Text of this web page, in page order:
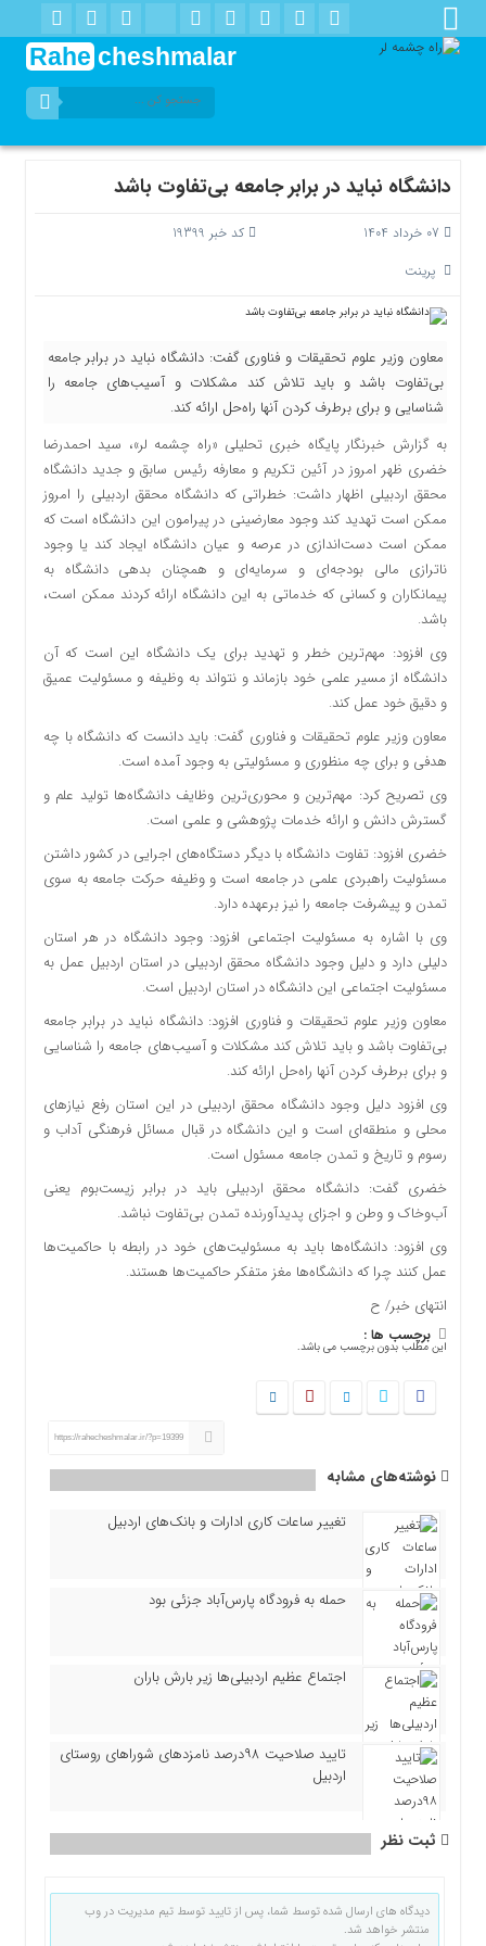
Rahe cheshmalar
دانشگاه نباید در برابر جامعه بی‌تفاوت باشد
کد خبر 19399
پرینت
معاون وزیر علوم تحقیقات و فناوری گفت: دانشگاه نباید در برابر جامعه
بی‌تفاوت باشد و باید تلاش کند مشکلات و آسیب‌های جامعه را
شناسایی و برای برطرف کردن آنها راه‌حل ارائه کند.
به گزارش خبرنگار پایگاه خبری تحلیلی «راه چشمه لر»، سید احمدرضا
خضری ظهر امروز در آئین تکریم و معارفه رئیس سابق و جدید دانشگاه
محقق اردبیلی اظهار داشت: خطراتی که دانشگاه محقق اردبیلی را امروز
ممکن است تهدید کند وجود معارضینی در پیرامون این دانشگاه است که
ممکن است دست‌اندازی در عرصه و عیان دانشگاه ایجاد کند یا وجود
ناترازی مالی بودجه‌ای و سرمایه‌ای و همچنان بدهی دانشگاه به
پیمانکاران و کسانی که خدماتی به این دانشگاه ارائه کردند ممکن است،
باشد.
وی افزود: مهم‌ترین خطر و تهدید برای یک دانشگاه این است که آن
دانشگاه از مسیر علمی خود بازماند و نتواند به وظیفه و مسئولیت عمیق
و دقیق خود عمل کند.
معاون وزیر علوم تحقیقات و فناوری گفت: باید دانست که دانشگاه با چه
هدفی و برای چه منظوری و مسئولیتی به وجود آمده است.
وی تصریح کرد: مهم‌ترین و محوری‌ترین وظایف دانشگاه‌ها تولید علم و
گسترش دانش و ارائه خدمات پژوهشی و علمی است.
خضری افزود: تفاوت دانشگاه با دیگر دستگاه‌های اجرایی در کشور داشتن
مسئولیت راهبردی علمی در جامعه است و وظیفه حرکت جامعه به سوی
تمدن و پیشرفت جامعه را نیز برعهده دارد.
وی با اشاره به مسئولیت اجتماعی افزود: وجود دانشگاه در هر استان
دلیلی دارد و دلیل وجود دانشگاه محقق اردبیلی در استان اردبیل عمل به
مسئولیت اجتماعی این دانشگاه در استان اردبیل است.
معاون وزیر علوم تحقیقات و فناوری افزود: دانشگاه نباید در برابر جامعه
بی‌تفاوت باشد و باید تلاش کند مشکلات و آسیب‌های جامعه را شناسایی
و برای برطرف کردن آنها راه‌حل ارائه کند.
وی افزود دلیل وجود دانشگاه محقق اردبیلی در این استان رفع نیازهای
محلی و منطقه‌ای است و این دانشگاه در قبال مسائل فرهنگی آداب و
رسوم و تاریخ و تمدن جامعه مسئول است.
خضری گفت: دانشگاه محقق اردبیلی باید در برابر زیست‌بوم یعنی
آب‌وخاک و وطن و اجزای پدیدآورنده تمدن بی‌تفاوت نباشد.
وی افزود: دانشگاه‌ها باید به مسئولیت‌های خود در رابطه با حاکمیت‌ها
عمل کنند چرا که دانشگاه‌ها مغز متفکر حاکمیت‌ها هستند.
انتهای خبر/ ح
برچسب ها :
این مطلب بدون برچسب می باشد.
https://rahecheshmalar.ir/?p=19399
نوشته‌های مشابه
تغییر ساعات کاری ادارات و بانک‌های اردبیل
حمله به فرودگاه پارس‌‌آباد جزئی بود
اجتماع عظیم اردبیلی‌ها زیر بارش باران
تایید صلاحیت ۹۸درصد نامزدهای شوراهای روستای
اردبیل
ثبت نظر
دیدگاه های ارسال شده توسط شما، پس از تایید توسط تیم مدیریت در وب
منتشر خواهد شد.